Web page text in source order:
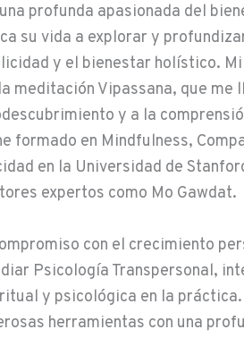
profunda apasionada del
su vida a explorar y
y el bienestar holístico.
meditación Vipassana, que me
y a la
formado en Mindfulness,
en la Universidad de
expertos como Mo Gawdat.
con el crecimiento
Psicología Transpersonal,
y psicológica en la
herramientas con una